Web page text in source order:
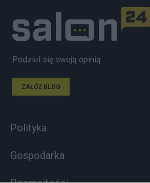
Podziel się swoją opinią
ZAŁÓŻ BLOG
Polityka
Gospodarka